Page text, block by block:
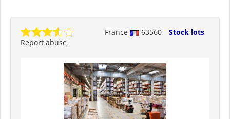
France 63560
Stock lots
Report abuse